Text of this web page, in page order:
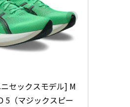
セックスモデル] M
5（マジックスピー